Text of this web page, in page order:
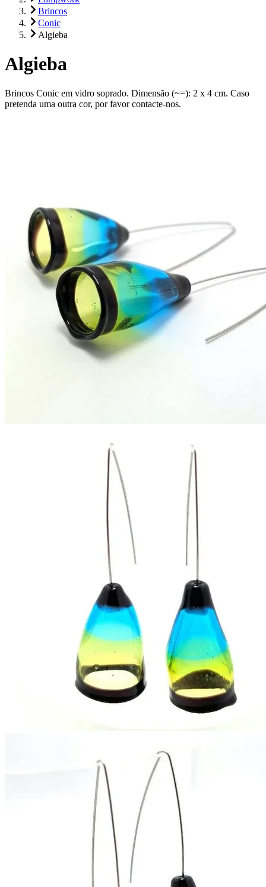
Brincos
Conic
Algieba
Algieba
Brincos Conic em vidro soprado. Dimensão (~=): 2 x 4 cm. Caso
pretenda uma outra cor, por favor contacte-nos.